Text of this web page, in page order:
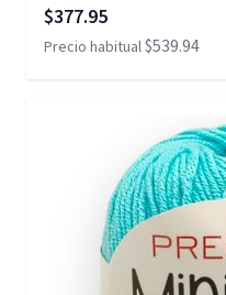
Precio especial
$377.95
Precio habitual$539.94